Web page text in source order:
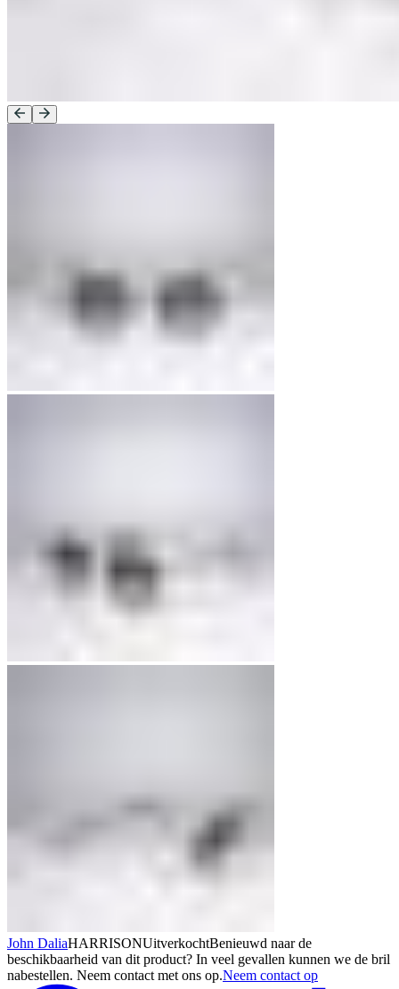
John DaliaHARRISONUitverkochtBenieuwd naar de
beschikbaarheid van dit product? In veel gevallen kunnen we de bril
nabestellen. Neem contact met ons op.Neem contact op